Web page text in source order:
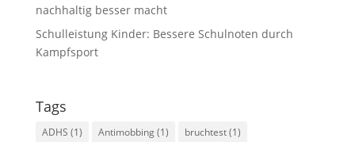
nachhaltig besser macht
Schulleistung Kinder: Bessere Schulnoten durch
Kampfsport
Tags
ADHS (1) Antimobbing(1) bruchtest(1)